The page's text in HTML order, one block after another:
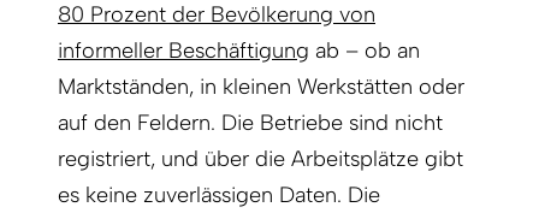
80 Prozent der Bevölkerung von
informeller Beschäftigung ab – ob an
Marktständen, in kleinen Werkstätten oder
auf den Feldern. Die Betriebe sind nicht
registriert, und über die Arbeitsplätze gibt
es keine zuverlässigen Daten. Die